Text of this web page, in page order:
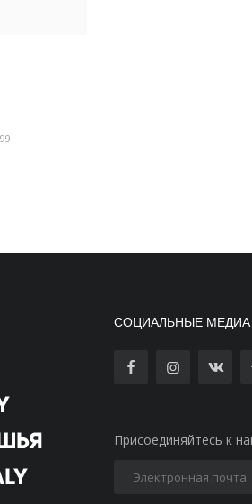
СОЦИАЛЬНЫЕ МЕДИА
Присоединяйтесь к